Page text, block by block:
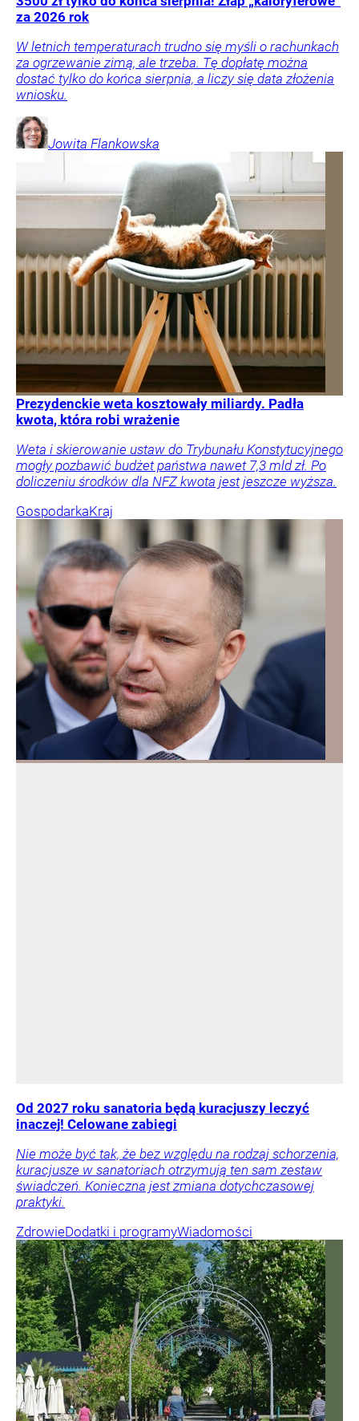
za 2026 rok
W letnich temperaturach trudno się myśli o rachunkach
za ogrzewanie zimą, ale trzeba. Tę dopłatę można
dostać tylko do końca sierpnia, a liczy się data złożenia
wniosku.
Jowita Flankowska
Prezydenckie weta kosztowały miliardy. Padła
kwota, która robi wrażenie
Weta i skierowanie ustaw do Trybunału Konstytucyjnego
mogły pozbawić budżet państwa nawet 7,3 mld zł. Po
doliczeniu środków dla NFZ kwota jest jeszcze wyższa.
GospodarkaKraj
Od 2027 roku sanatoria będą kuracjuszy leczyć
inaczej! Celowane zabiegi
Nie może być tak, że bez względu na rodzaj schorzenia,
kuracjusze w sanatoriach otrzymują ten sam zestaw
świadczeń. Konieczna jest zmiana dotychczasowej
praktyki.
ZdrowieDodatki i programyWiadomości